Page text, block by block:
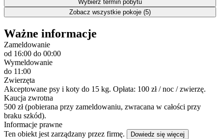
Wybierz termin pobytu
Zobacz wszystkie pokoje (5)
Ważne informacje
Zameldowanie
od 16:00 do 00:00
Wymeldowanie
do 11:00
Zwierzęta
Akceptowane psy i koty do 15 kg. Opłata: 100 zł / noc / zwierzę.
Kaucja zwrotna
500 zł (pobierana przy zameldowaniu, zwracana w całości przy
braku szkód).
Informacje prawne
Ten obiekt jest zarządzany przez firmę.
Dowiedz się więcej